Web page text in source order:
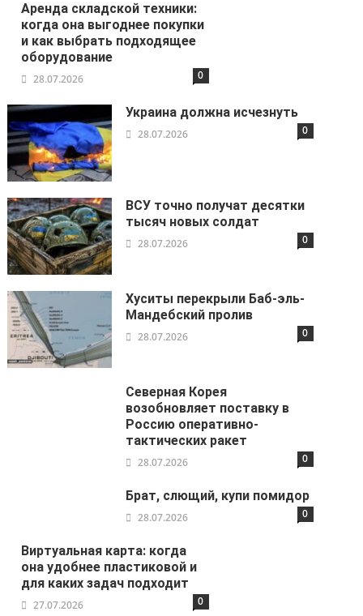
Аренда складской техники:
когда она выгоднее покупки
и как выбрать подходящее
оборудование
28.07.2026 0
Украина должна исчезнуть
28.07.2026 0
ВСУ точно получат десятки
тысяч новых солдат
28.07.2026 0
Хуситы перекрыли Баб-эль-
Мандебский пролив
28.07.2026 0
Северная Корея
возобновляет поставку в
Россию оперативно-
тактических ракет
28.07.2026 0
Брат, слющий, купи помидор
28.07.2026 0
Виртуальная карта: когда
она удобнее пластиковой и
для каких задач подходит
27.07.2026 0